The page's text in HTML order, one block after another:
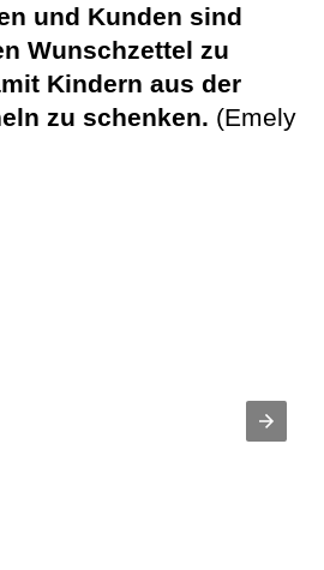
und Kunden sind
Wunschzettel zu
Kindern aus der
zu schenken. (Emely